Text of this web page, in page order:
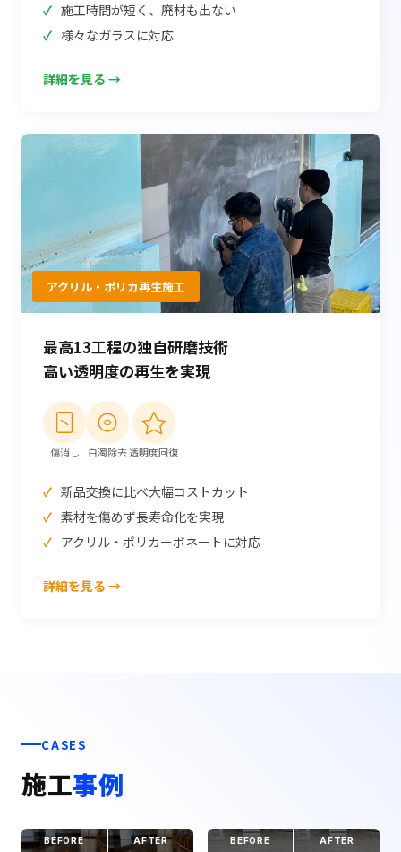
施工時間が短く、廃材も出ない
様々なガラスに対応
詳細を見る →
アクリル・ポリカ再生施工
最高13工程の独自研磨技術
高い透明度の再生を実現
傷消し 白濁除去透明度回復
新品交換に比べ大幅コストカット
素材を傷めず長寿命化を実現
アクリル・ポリカーボネートに対応
詳細を見る →
CASES
施工事例
BEFORE AFTER BEFORE AFTER